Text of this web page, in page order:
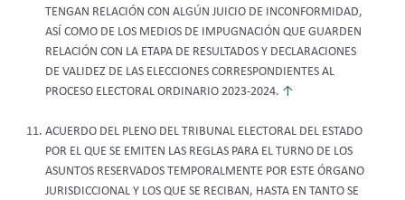
TENGAN RELACIÓN CON ALGÚN JUICIO DE INCONFORMIDAD,
ASÍ COMO DE LOS MEDIOS DE IMPUGNACIÓN QUE GUARDEN
RELACIÓN CON LA ETAPA DE RESULTADOS Y DECLARACIONES
DE VALIDEZ DE LAS ELECCIONES CORRESPONDIENTES AL
PROCESO ELECTORAL ORDINARIO 2023-2024. ↑
ACUERDO DEL PLENO DEL TRIBUNAL ELECTORAL DEL ESTADO
POR EL QUE SE EMITEN LAS REGLAS PARA EL TURNO DE LOS
ASUNTOS RESERVADOS TEMPORALMENTE POR ESTE ÓRGANO
JURISDICCIONAL Y LOS QUE SE RECIBAN, HASTA EN TANTO SE